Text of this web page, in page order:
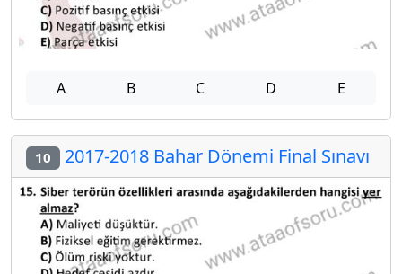
A B C D E
10 2017-2018 Bahar Dönemi Final Sınavı